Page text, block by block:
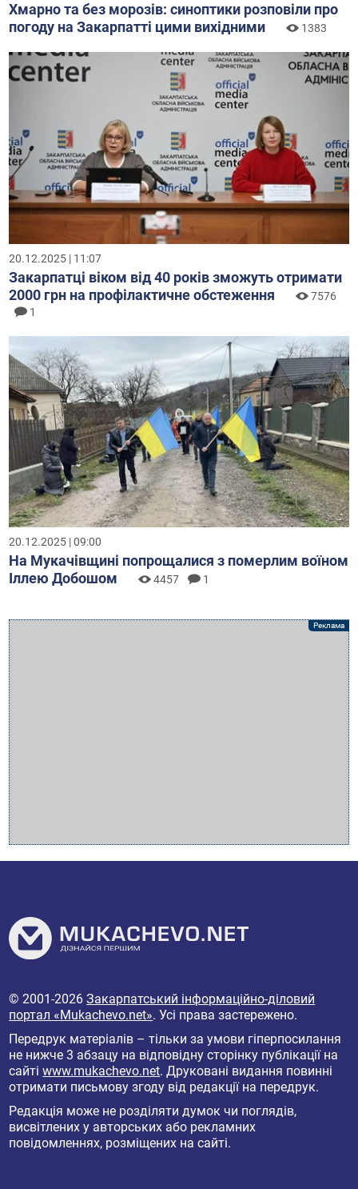
Хмарно та без морозів: синоптики розповіли про
погоду на Закарпатті цими вихідними
1383
20.12.2025 | 11:07
Закарпатці віком від 40 років зможуть отримати
2000 грн на профілактичне обстеження
7576
1
20.12.2025 | 09:00
На Мукачівщині попрощалися з померлим воїном
Іллею Добошом
4457 1
© 2001-2026Закарпатський інформаційно-діловий
портал «Mukachevo.net». Усі права застережено.
Передрук матеріалів – тільки за умови гіперпосилання
не нижче 3 абзацу на відповідну сторінку публікації на
сайтіwww.mukachevo.net. Друковані видання повинні
отримати письмову згоду від редакції на передрук.
Редакція може не розділяти думок чи поглядів,
висвітлених у авторських або рекламних
повідомленнях, розміщених на сайті.